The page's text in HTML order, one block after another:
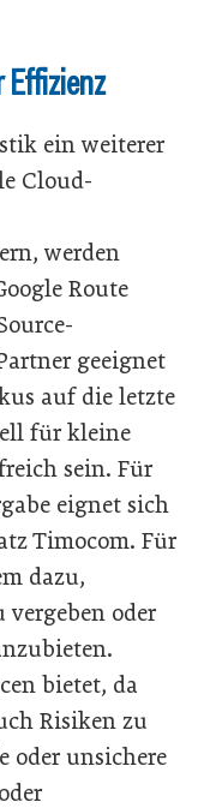
ein weiterer
Cloud-
werden
Route
geeignet
auf die letzte
für kleine
sein. Für
eignet sich
Timocom. Für
dazu,
oder
bietet, da
Risiken zu
oder unsichere